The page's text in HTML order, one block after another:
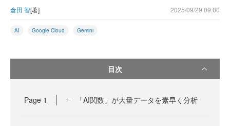
倉田 智[著] 2025/09/29 09:00
AI Google Cloud Gemini
目次
Page 1 「AI関数」が大量データを素早く分析